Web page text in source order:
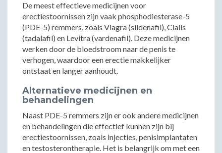
De meest effectieve medicijnen voor
erectiestoornissen zijn vaak phosphodiesterase-5
(PDE-5) remmers, zoals Viagra (sildenafil), Cialis
(tadalafil) en Levitra (vardenafil). Deze medicijnen
werken door de bloedstroom naar de penis te
verhogen, waardoor een erectie makkelijker
ontstaat en langer aanhoudt.
Alternatieve medicijnen en
behandelingen
Naast PDE-5 remmers zijn er ook andere medicijnen
en behandelingen die effectief kunnen zijn bij
erectiestoornissen, zoals injecties, penisimplantaten
en testosterontherapie. Het is belangrijk om met een